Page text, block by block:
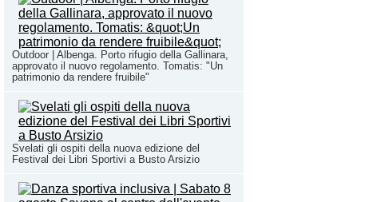
Outdoor | Albenga. Porto rifugio della Gallinara,
approvato il nuovo regolamento. Tomatis: "Un
patrimonio da rendere fruibile"
Svelati gli ospiti della nuova edizione del
Festival dei Libri Sportivi a Busto Arsizio